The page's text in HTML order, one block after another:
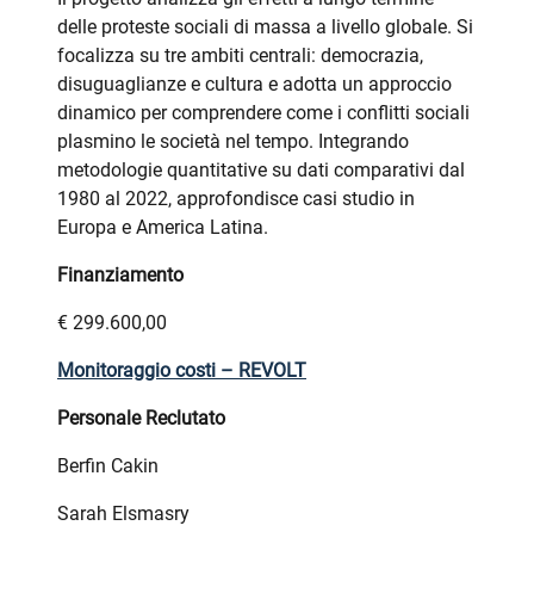
delle proteste sociali di massa a livello globale. Si
focalizza su tre ambiti centrali: democrazia,
disuguaglianze e cultura e adotta un approccio
dinamico per comprendere come i conflitti sociali
plasmino le società nel tempo. Integrando
metodologie quantitative su dati comparativi dal
1980 al 2022, approfondisce casi studio in
Europa e America Latina.
Finanziamento
€ 299.600,00
Monitoraggio costi – REVOLT
Personale Reclutato
Berfin Cakin
Sarah Elsmasry